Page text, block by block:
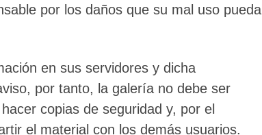
por los daños que su mal uso pueda
en sus servidores y dicha
por tanto, la galería no debe ser
copias de seguridad y, por el
el material con los demás usuarios.